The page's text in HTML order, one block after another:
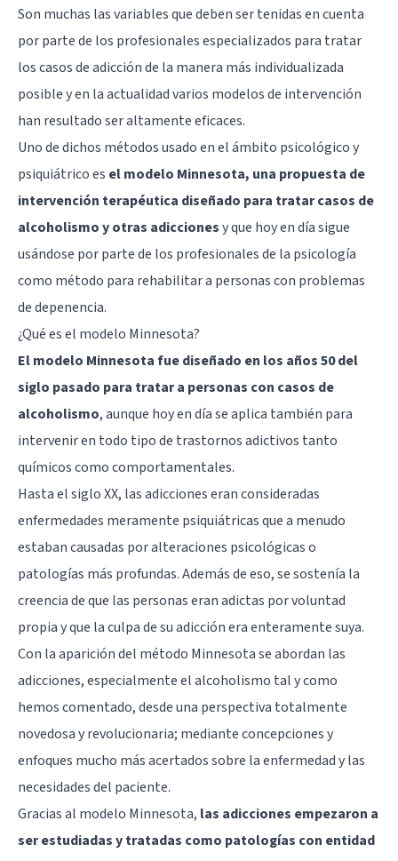
Son muchas las variables que deben ser tenidas en cuenta
por parte de los profesionales especializados para tratar
los casos de adicción de la manera más individualizada
posible y en la actualidad varios modelos de intervención
han resultado ser altamente eficaces.
Uno de dichos métodos usado en el ámbito psicológico y
psiquiátrico es el modelo Minnesota, una propuesta de
intervención terapéutica diseñado para tratar casos de
alcoholismo y otras adiccionesy que hoy en día sigue
usándose por parte de los profesionales de la psicología
como método para rehabilitar a personas con problemas
de depenencia.
¿Qué es el modelo Minnesota?
El modelo Minnesota fue diseñado en los años 50 del
siglo pasado para tratar a personas con casos de
alcoholismo, aunque hoy en día se aplica también para
intervenir en todo tipo de trastornos adictivos tanto
químicos como comportamentales.
Hasta el siglo XX, las adicciones eran consideradas
enfermedades meramente psiquiátricas que a menudo
estaban causadas por alteraciones psicológicas o
patologías más profundas. Además de eso, se sostenía la
creencia de que las personas eran adictas por voluntad
propia y que la culpa de su adicción era enteramente suya.
Con la aparición del método Minnesota se abordan las
adicciones, especialmente el alcoholismo tal y como
hemos comentado, desde una perspectiva totalmente
novedosa y revolucionaria; mediante concepciones y
enfoques mucho más acertados sobre la enfermedad y las
necesidades del paciente.
Gracias al modelo Minnesota, las adicciones empezaron a
ser estudiadas y tratadas como patologías con entidad